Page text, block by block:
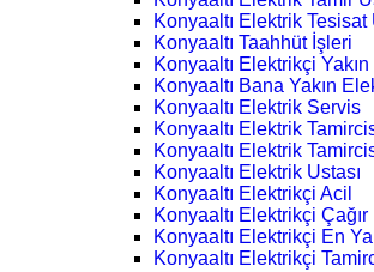
Konyaaltı Elektrik Tesisat
Konyaaltı Taahhüt İşleri
Konyaaltı Elektrikçi Yakın
Konyaaltı Bana Yakın
Konyaaltı Elektrik Servis
Konyaaltı Elektrik
Konyaaltı Elektrik
Konyaaltı Elektrik Ustası
Konyaaltı Elektrikçi Acil
Konyaaltı Elektrikçi Çağır
Konyaaltı Elektrikçi En
Konyaaltı Elektrikçi